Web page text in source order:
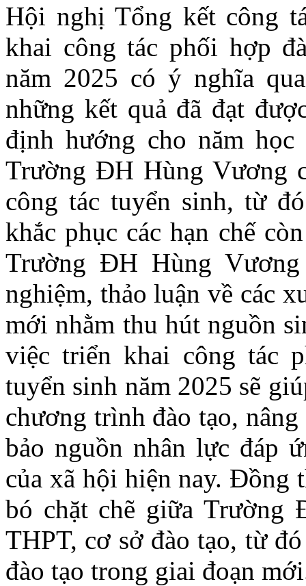
Hội nghị Tổng kết công
khai công tác phối hợp
năm 2025 có ý nghĩa
những kết quả đã đạt
định hướng cho năm
Trường ĐH Hùng Vương
công tác tuyển sinh, từ
khắc phục các hạn chế
Trường ĐH Hùng
nghiệm, thảo luận về các
mới nhằm thu hút nguồn
việc triển khai công tác
tuyển sinh năm 2025 sẽ
chương trình đào tạo,
bảo nguồn nhân lực đáp
của xã hội hiện nay. Đồng
bó chặt chẽ giữa Trường
THPT, cơ sở đào tạo, từ
đào tạo trong giai đoạn